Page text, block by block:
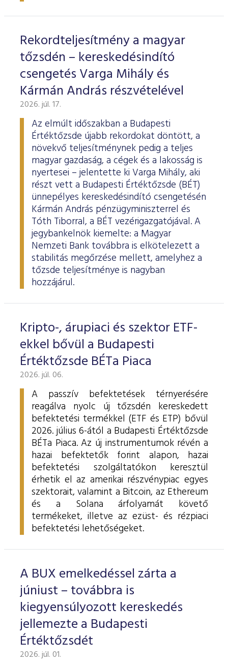
Rekordteljesítmény a magyar
tőzsdén – kereskedésindító
csengetés Varga Mihály és
Kármán András részvételével
2026. júl. 17.
Az elmúlt időszakban a Budapesti
Értéktőzsde újabb rekordokat döntött, a
növekvő teljesítménynek pedig a teljes
magyar gazdaság, a cégek és a lakosság is
nyertesei – jelentette ki Varga Mihály, aki
részt vett a Budapesti Értéktőzsde (BÉT)
ünnepélyes kereskedésindító csengetésén
Kármán András pénzügyminiszterrel és
Tóth Tiborral, a BÉT vezérigazgatójával. A
jegybankelnök kiemelte: a Magyar
Nemzeti Bank továbbra is elkötelezett a
stabilitás megőrzése mellett, amelyhez a
tőzsde teljesítménye is nagyban
hozzájárul.
Kripto-, árupiaci és szektor ETF-
ekkel bővül a Budapesti
Értéktőzsde BÉTa Piaca
2026. júl. 06.
A passzív befektetések térnyerésére
reagálva nyolc új tőzsdén kereskedett
befektetési termékkel (ETF és ETP) bővül
2026. július 6-ától a Budapesti Értéktőzsde
BÉTa Piaca. Az új instrumentumok révén a
hazai befektetők forint alapon, hazai
befektetési szolgáltatókon keresztül
érhetik el az amerikai részvénypiac egyes
szektorait, valamint a Bitcoin, az Ethereum
és a Solana árfolyamát követő
termékeket, illetve az ezüst- és rézpiaci
befektetési lehetőségeket.
A BUX emelkedéssel zárta a
júniust – továbbra is
kiegyensúlyozott kereskedés
jellemezte a Budapesti
Értéktőzsdét
2026. júl. 01.